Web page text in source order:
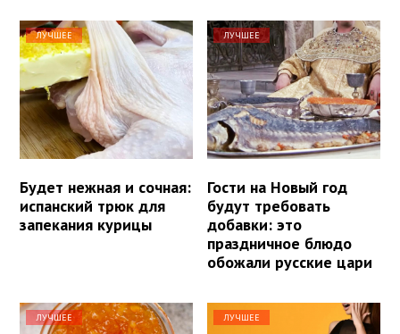
ЛУЧШЕЕ
Будет нежная и сочная:
испанский трюк для
запекания курицы
ЛУЧШЕЕ
Гости на Новый год
будут требовать
добавки: это
праздничное блюдо
обожали русские цари
ЛУЧШЕЕ ЛУЧШЕЕ